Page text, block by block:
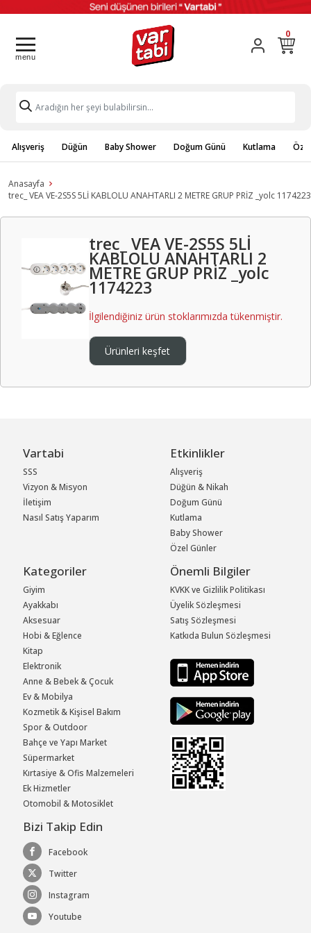
0
Alışveriş Düğün Baby Shower Doğum Günü Kutlama
Anasayfa
trec_ VEA VE-2S5S 5Lİ KABLOLU ANAHTARLI 2 METRE GRUP PRİZ _yolc 1174223
trec_ VEA VE-2S5S 5Lİ
KABLOLU ANAHTARLI 2
METRE GRUP PRİZ _yolc
1174223
İlgilendiğiniz ürün stoklarımızda tükenmiştir.
Ürünleri keşfet
Vartabi
SSS
Vizyon & Misyon
İletişim
Nasıl Satış Yaparım
Etkinlikler
Alışveriş
Düğün & Nikah
Doğum Günü
Kutlama
Baby Shower
Özel Günler
Kategoriler
Giyim
Ayakkabı
Aksesuar
Hobi & Eğlence
Kitap
Elektronik
Anne & Bebek & Çocuk
Ev & Mobilya
Kozmetik & Kişisel Bakım
Spor & Outdoor
Bahçe ve Yapı Market
Süpermarket
Kırtasiye & Ofis Malzemeleri
Ek Hizmetler
Otomobil & Motosiklet
Önemli Bilgiler
KVKK ve Gizlilik Politikası
Üyelik Sözleşmesi
Satış Sözleşmesi
Katkıda Bulun Sözleşmesi
Bizi Takip Edin
Facebook
Twitter
Instagram
Youtube